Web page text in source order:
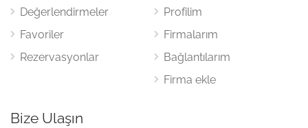
Değerlendirmeler
Favoriler
Rezervasyonlar
Profilim
Firmalarım
Bağlantılarım
Firma ekle
Bize Ulaşın